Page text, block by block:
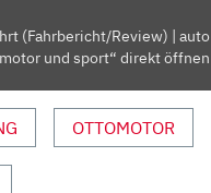
(Fahrbericht/Review) | auto
motor und sport“ direkt öffnen
OTTOMOTOR